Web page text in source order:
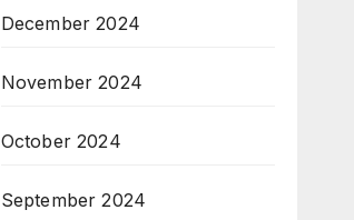
December 2024
November 2024
October 2024
September 2024